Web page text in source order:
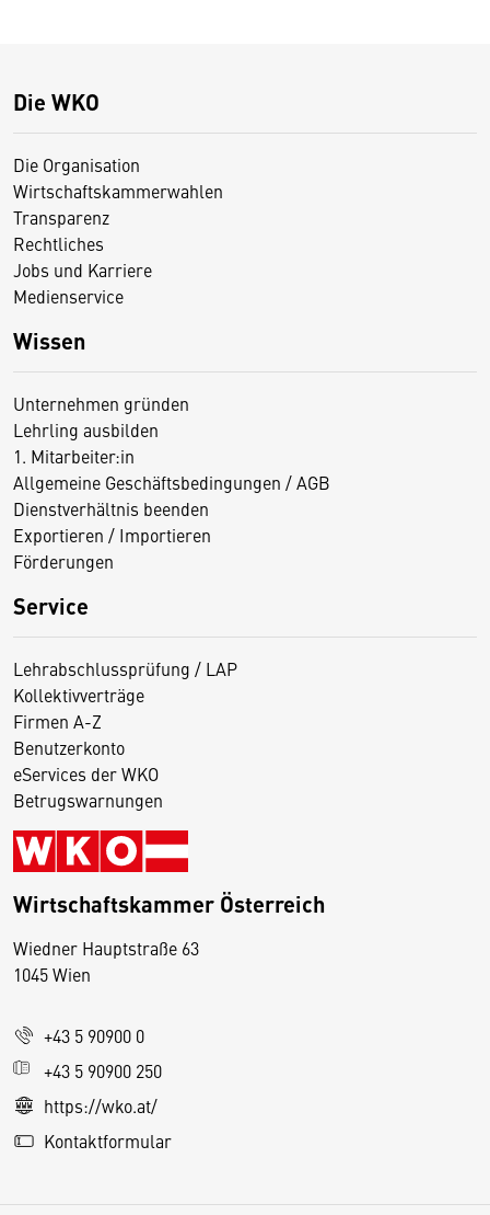
Die WKO
Die Organisation
Wirtschaftskammerwahlen
Transparenz
Rechtliches
Jobs und Karriere
Medienservice
Wissen
Unternehmen gründen
Lehrling ausbilden
1. Mitarbeiter:in
Allgemeine Geschäftsbedingungen / AGB
Dienstverhältnis beenden
Exportieren / Importieren
Förderungen
Service
Lehrabschlussprüfung / LAP
Kollektivverträge
Firmen A-Z
Benutzerkonto
eServices der WKO
Betrugswarnungen
Wirtschaftskammer Österreich
Wiedner Hauptstraße 63
1045 Wien
+43 5 90900 0
+43 5 90900 250
https://wko.at/
Kontaktformular
D
s
e
S
e